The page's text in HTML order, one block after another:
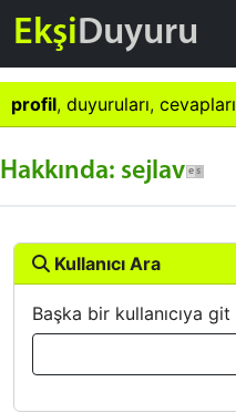
EkşiDuyuru
profil, duyuruları, cevapları
Hakkında: sejlav
Kullanıcı Ara
Başka bir kullanıcıya git